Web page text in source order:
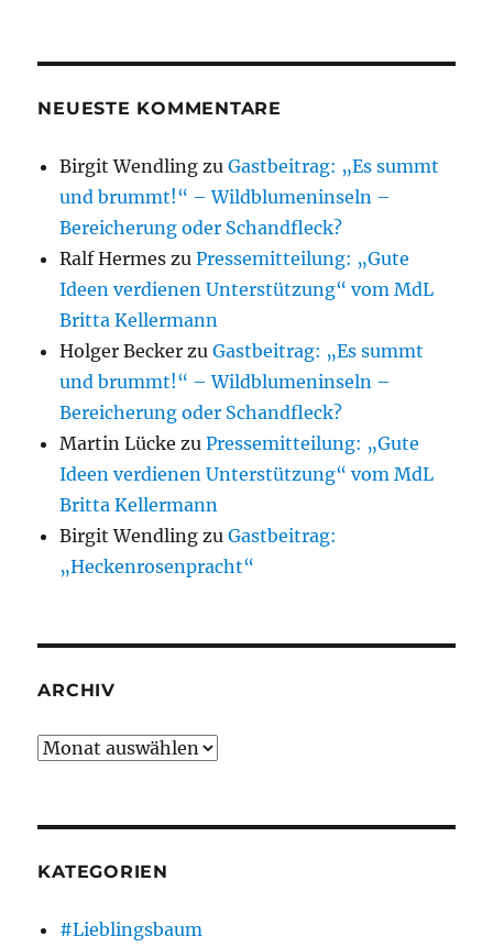
NEUESTE KOMMENTARE
Birgit Wendling zuGastbeitrag: „Es summt
und brummt!“ – Wildblumeninseln –
Bereicherung oder Schandfleck?
Ralf Hermes zuPressemitteilung: „Gute
Ideen verdienen Unterstützung“ vom MdL
Britta Kellermann
Holger Becker zuGastbeitrag: „Es summt
und brummt!“ – Wildblumeninseln –
Bereicherung oder Schandfleck?
Martin Lücke zuPressemitteilung: „Gute
Ideen verdienen Unterstützung“ vom MdL
Britta Kellermann
Birgit Wendling zuGastbeitrag:
„Heckenrosenpracht“
ARCHIV
Archiv
KATEGORIEN
#Lieblingsbaum